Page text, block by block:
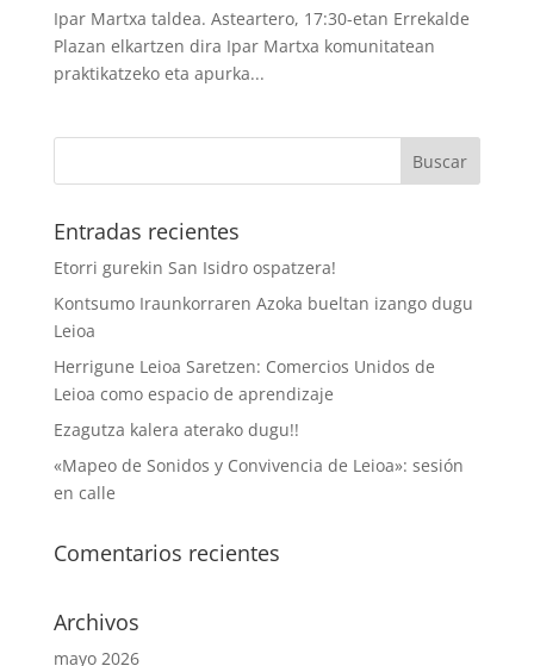
Ipar Martxa taldea. Asteartero, 17:30-etan Errekalde
Plazan elkartzen dira Ipar Martxa komunitatean
praktikatzeko eta apurka...
Entradas recientes
Etorri gurekin San Isidro ospatzera!
Kontsumo Iraunkorraren Azoka bueltan izango dugu
Leioa
Herrigune Leioa Saretzen: Comercios Unidos de
Leioa como espacio de aprendizaje
Ezagutza kalera aterako dugu!!
«Mapeo de Sonidos y Convivencia de Leioa»: sesión
en calle
Comentarios recientes
Archivos
mayo 2026